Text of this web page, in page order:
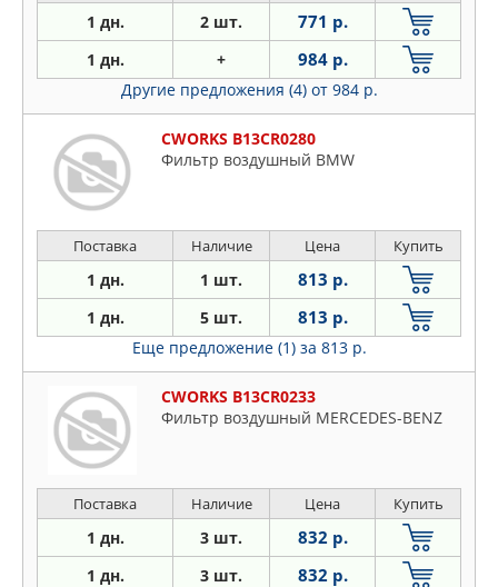
1 дн. 2 шт. 771 р.
1 дн. + 984 р.
Другие предложения (4) от 984 р.
CWORKS B13CR0280
Фильтр воздушный BMW
Поставка Наличие Цена Купить
1 дн. 1 шт. 813 р.
1 дн. 5 шт. 813 р.
Еще предложение (1) за 813 р.
CWORKS B13CR0233
Фильтр воздушный MERCEDES-BENZ
Поставка Наличие Цена Купить
1 дн. 3 шт. 832 р.
1 дн. 3 шт. 832 р.